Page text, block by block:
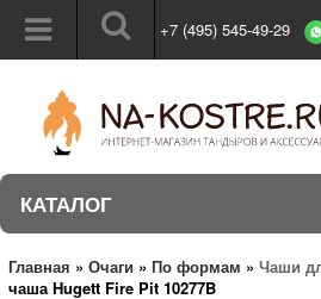
+7 (495) 545-49-29
КАТАЛОГ
Главная » Очаги » По формам » Чаши
чаша Hugett Fire Pit 10277B